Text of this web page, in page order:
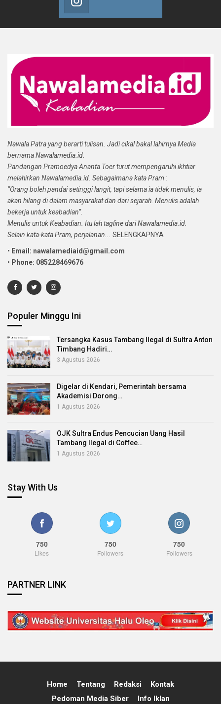
Nawala Patra yang berarti tulisan. Jadi cikal bakal lahirnya Media
bernama Nawalamedia.id.
Pandangan Pramoedya Ananta Toer turut mempengaruhi ikhtiar
melahirkan Nawalamedia.id. Sebagaimana kata Pram :
“Orang boleh pandai setinggi langit, tapi selama ia tidak menulis, ia
akan hilang di dalam masyarakat dan dari sejarah. Menulis adalah
bekerja untuk keabadian”.
Menulis untuk Keabadian. Itu lah tagline dari Nawalamedia.id.
Selain kata-kata Pram, perjalanan...
SELENGKAPNYA
• Email: nawalamediaid@gmail.com
• Phone: 085228469676
Populer Minggu Ini
Tersangka Kasus Tambang Ilegal di Sultra Anton
Timbang Hadiri…
3 Agustus 2026
Digelar di Kendari, Pemerintah bersama
Akademisi Dorong…
1 Agustus 2026
OJK Sultra Endus Pencucian Uang Hasil
Tambang Ilegal di Coffee…
1 Agustus 2026
Stay With Us
750
Likes
750
Followers
750
Followers
PARTNER LINK
Home Tentang Redaksi
Kontak
Pedoman Media Siber
Info Iklan